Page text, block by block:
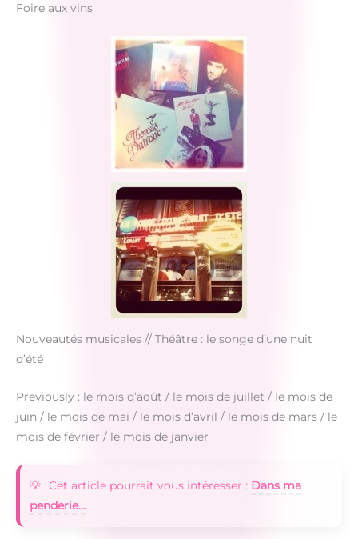
Foire aux vins
Nouveautés musicales // Théâtre : le songe d’une nuit
d’été
Previously : le mois d’août / le mois de juillet / le mois de
juin / le mois de mai / le mois d’avril / le mois de mars / le
mois de février / le mois de janvier
Cet article pourrait vous intéresser : Dans ma
penderie...